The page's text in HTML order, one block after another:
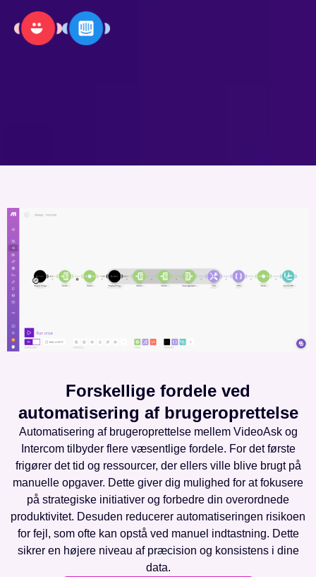
Forskellige fordele ved
automatisering af brugeroprettelse
Automatisering af brugeroprettelse mellem VideoAsk og
Intercom tilbyder flere væsentlige fordele. For det første
frigører det tid og ressourcer, der ellers ville blive brugt på
manuelle opgaver. Dette giver dig mulighed for at fokusere
på strategiske initiativer og forbedre din overordnede
produktivitet. Desuden reducerer automatiseringen risikoen
for fejl, som ofte kan opstå ved manuel indtastning. Dette
sikrer en højere niveau af præcision og konsistens i dine
data.